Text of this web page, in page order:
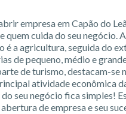
empresa em Capão do
quem cuida do seu negócio.
é a agricultura, seguida do
de pequeno, médio e
de turismo, destacam-se
atividade econômica
seu negócio fica simples!
de empresa e seu